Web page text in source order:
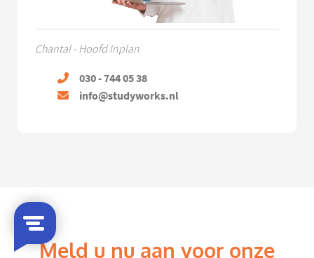
Chantal - Hoofd Inplan
030 - 744 05 38
info@studyworks.nl
Meld u nu aan voor onze